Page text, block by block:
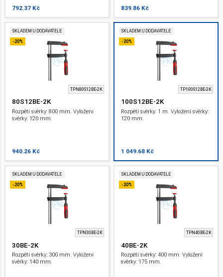
792.37 Kč 839.86 Kč
SKLADEM U DODAVATELE
-20%
TPN80S12BE-2K
80S12BE-2K
Rozpětí svěrky: 800 mm. Vyložení
svěrky: 120 mm.
940.26 Kč
SKLADEM U DODAVATELE
-20%
TP100S12BE-2K
100S12BE-2K
Rozpětí svěrky: 1 m. Vyložení svěrky:
120 mm.
1 049.68 Kč
SKLADEM U DODAVATELE
-20%
TPN30BE-2K
30BE-2K
Rozpětí svěrky: 300 mm. Vyložení
svěrky: 140 mm.
SKLADEM U DODAVATELE
-20%
TPN40BE-2K
40BE-2K
Rozpětí svěrky: 400 mm. Vyložení
svěrky: 175 mm.